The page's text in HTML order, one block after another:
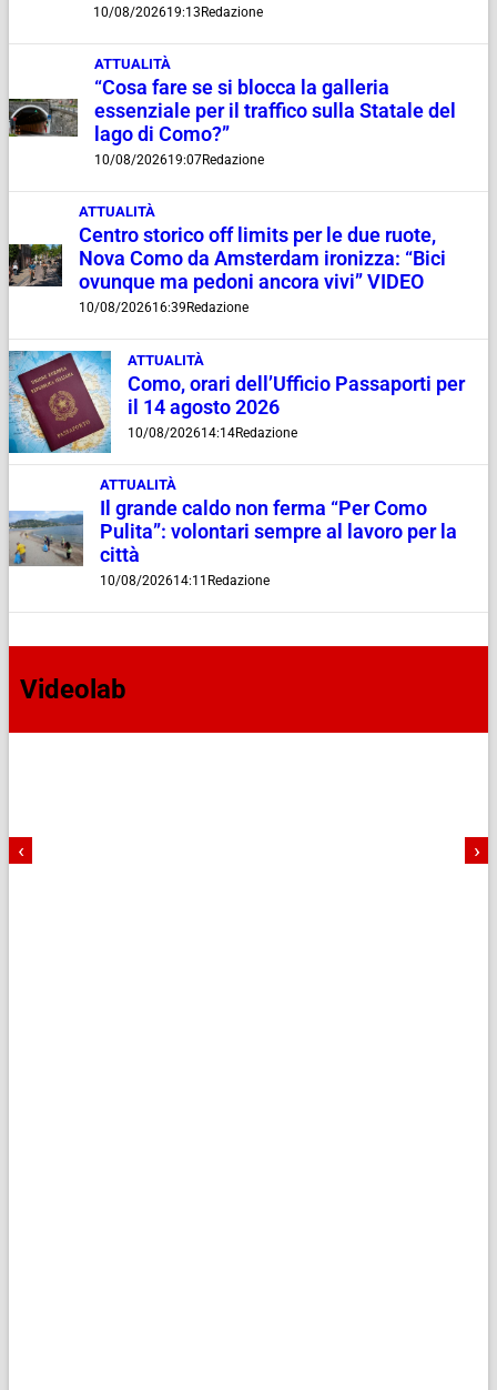
10/08/202619:13 Redazione
ATTUALITÀ
“Cosa fare se si blocca la galleria
essenziale per il traffico sulla Statale del
lago di Como?”
10/08/202619:07Redazione
ATTUALITÀ
Centro storico off limits per le due ruote,
Nova Como da Amsterdam ironizza: “Bici
ovunque ma pedoni ancora vivi” VIDEO
10/08/202616:39 Redazione
ATTUALITÀ
Como, orari dell’Ufficio Passaporti per
il 14 agosto 2026
10/08/202614:14Redazione
ATTUALITÀ
Il grande caldo non ferma “Per Como
Pulita”: volontari sempre al lavoro per la
città
10/08/202614:11 Redazione
Videolab
‹ ›